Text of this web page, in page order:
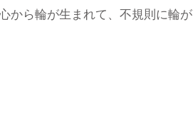
から輪が生まれて、不規則に輪が